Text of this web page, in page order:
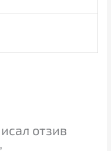
отзив